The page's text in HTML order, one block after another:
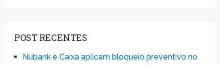
POST RECENTES
Nubank e Caixa aplicam bloqueio preventivo no